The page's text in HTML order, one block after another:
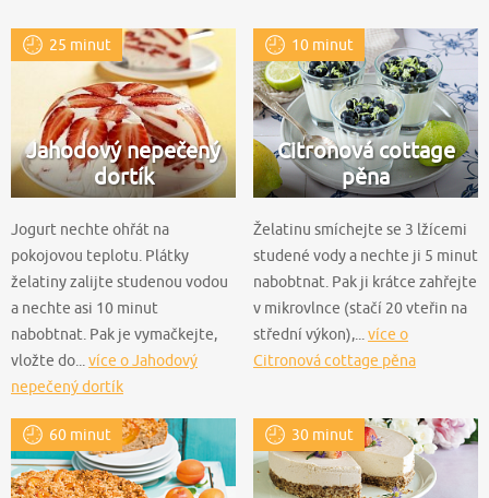
25 minut
Jahodový nepečený
dortík
Jogurt nechte ohřát na
pokojovou teplotu. Plátky
želatiny zalijte studenou vodou
a nechte asi 10 minut
nabobtnat. Pak je vymačkejte,
vložte do... více o Jahodový
nepečený dortík
10 minut
Citronová cottage
pěna
Želatinu smíchejte se 3 lžícemi
studené vody a nechte ji 5 minut
nabobtnat. Pak ji krátce zahřejte
v mikrovlnce (stačí 20 vteřin na
střední výkon),... více o
Citronová cottage pěna
60 minut 30 minut